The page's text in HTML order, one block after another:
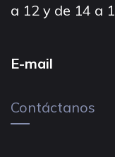
a 12 y de 14 a
E-mail
Contáctanos